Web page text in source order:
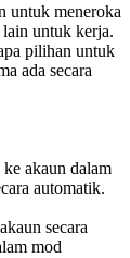
untuk meneroka
lain untuk kerja.
pilihan untuk
ada secara
akaun dalam
automatik.
secara
mod